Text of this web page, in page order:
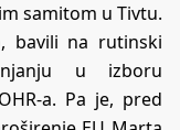
samitom u Tivtu.
bavili na rutinski
u izboru
a. Pa je, pred